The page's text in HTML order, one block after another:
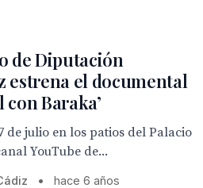
de Diputación
estrena el documental
Baraka’
de julio en los patios del Palacio
YouTube de...
• hace 6 años